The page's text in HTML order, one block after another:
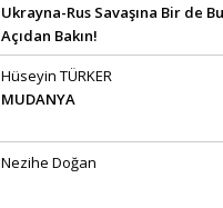
Ukrayna-Rus Savaşına Bir de Bu
Açıdan Bakın!
Hüseyin TÜRKER
MUDANYA
Nezihe Doğan